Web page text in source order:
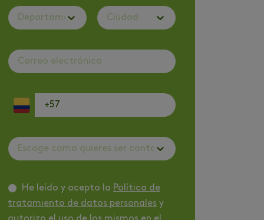
Departamento Ciudad
Escoge como quieres ser contactado
He leído y acepto la Política de
tratamiento de datos personales y